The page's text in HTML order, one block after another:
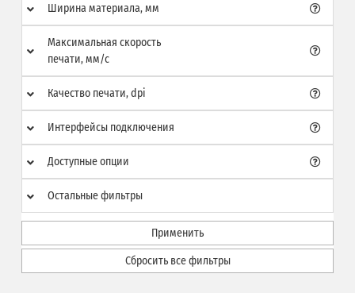
Ширина материала, мм
Максимальная скорость
печати, мм/с
Качество печати, dpi
Интерфейсы подключения
Доступные опции
Остальные фильтры
Применить
Сбросить все фильтры